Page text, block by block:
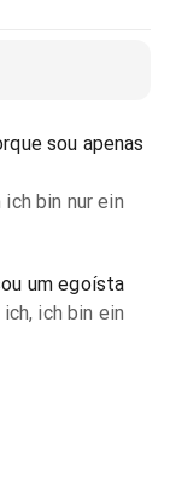
sou apenas
bin nur ein
um egoísta
ich bin ein